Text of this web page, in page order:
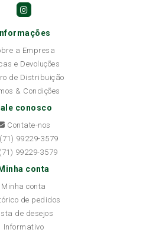
Informações
a Empresa
e Devoluções
de Distribuição
& Condições
conosco
Contate-nos
(71) 99229-3579
(71) 99229-3579
Minha conta
Minha conta
de pedidos
de desejos
Informativo